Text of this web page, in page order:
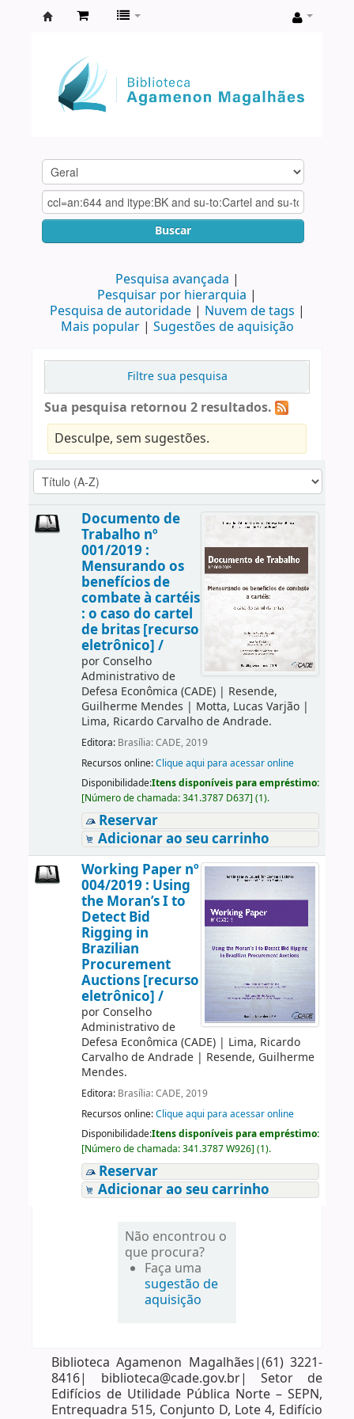
Agamenon
Magalhães
Buscar
Pesquisa avançada
Pesquisar por hierarquia
Pesquisa de autoridade
Nuvem de tags
Mais popular
Sugestões de aquisição
Filtre sua pesquisa
Sua pesquisa retornou 2 resultados.
Desculpe, sem sugestões.
Documento de
Trabalho nº
001/2019 :
Mensurando os
benefícios de
combate à cartéis
: o caso do cartel
de britas [recurso
eletrônico] /
por Conselho
Administrativo de
Defesa Econômica (CADE)| Resende,
Guilherme Mendes | Motta, Lucas Varjão|
Lima, Ricardo Carvalho de Andrade.
Editora: Brasília: CADE, 2019
Recursos online:Clique aqui para acessar online
Disponibilidade:Itens disponíveis para empréstimo:
[Número de chamada:341.3787 D637] (1).
Reservar
Adicionar ao seu carrinho
Working Paper nº
004/2019 : Using
the Moran’s I to
Detect Bid
Rigging in
Brazilian
Procurement
Auctions [recurso
eletrônico] /
por Conselho
Administrativo de
Defesa Econômica (CADE)| Lima, Ricardo
Carvalho de Andrade| Resende, Guilherme
Mendes.
Editora: Brasília: CADE, 2019
Recursos online:Clique aqui para acessar online
Disponibilidade:Itens disponíveis para empréstimo:
[Número de chamada:341.3787 W926] (1).
Reservar
Adicionar ao seu carrinho
Não encontrou o
que procura?
Faça uma
sugestão de
aquisição
Biblioteca Agamenon Magalhães|(61) 3221-
8416| biblioteca@cade.gov.br| Setor de
Edifícios de Utilidade Pública Norte – SEPN,
Entrequadra 515, Conjunto D, Lote 4, Edifício